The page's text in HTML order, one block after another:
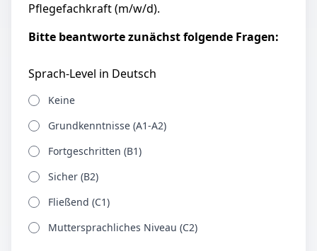
Pflegefachkraft (m/w/d).
Bitte beantworte zunächst folgende Fragen:
Sprach-Level in Deutsch
Keine
Grundkenntnisse (A1-A2)
Fortgeschritten (B1)
Sicher (B2)
Fließend (C1)
Muttersprachliches Niveau (C2)